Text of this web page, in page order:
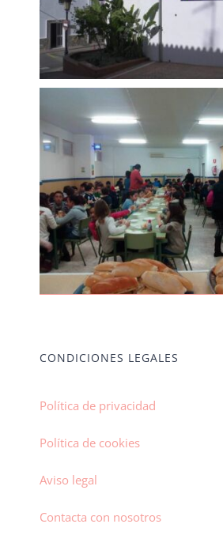
CONDICIONES LEGALES
Política de privacidad
Política de cookies
Aviso legal
Contacta con nosotros